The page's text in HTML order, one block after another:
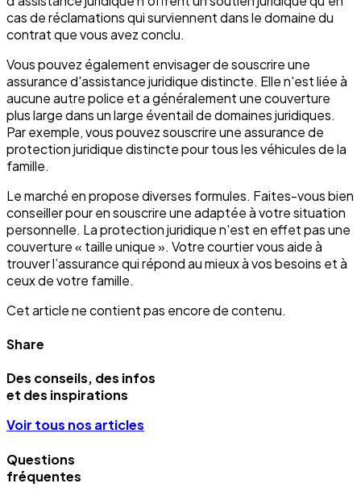
cas de réclamations qui surviennent dans le domaine du
contrat que vous avez conclu.
Vous pouvez également envisager de souscrire une
assurance d'assistance juridique distincte. Elle n'est liée à
aucune autre police et a généralement une couverture
plus large dans un large éventail de domaines juridiques.
Par exemple, vous pouvez souscrire une assurance de
protection juridique distincte pour tous les véhicules de la
famille.
Le marché en propose diverses formules. Faites-vous bien
conseiller pour en souscrire une adaptée à votre situation
personnelle. La protection juridique n'est en effet pas une
couverture « taille unique ». Votre courtier vous aide à
trouver l’assurance qui répond au mieux à vos besoins et à
ceux de votre famille.
Cet article ne contient pas encore de contenu.
Share
Des conseils, des infos
et des inspirations
Voir tous nos articles
Questions
fréquentes